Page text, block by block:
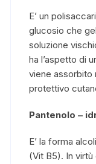
E’ un
glucosio che
soluzione
ha l’aspetto di
viene assorbito
protettivo
Pantenolo –
E’ la forma
(Vit B5). In